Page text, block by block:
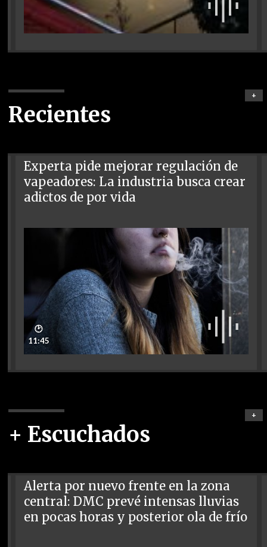
Recientes
+
Experta pide mejorar regulación de
vapeadores: La industria busca crear
adictos de por vida
🕑
11:45
+ Escuchados
+
Alerta por nuevo frente en la zona
central: DMC prevé intensas lluvias
en pocas horas y posterior ola de frío